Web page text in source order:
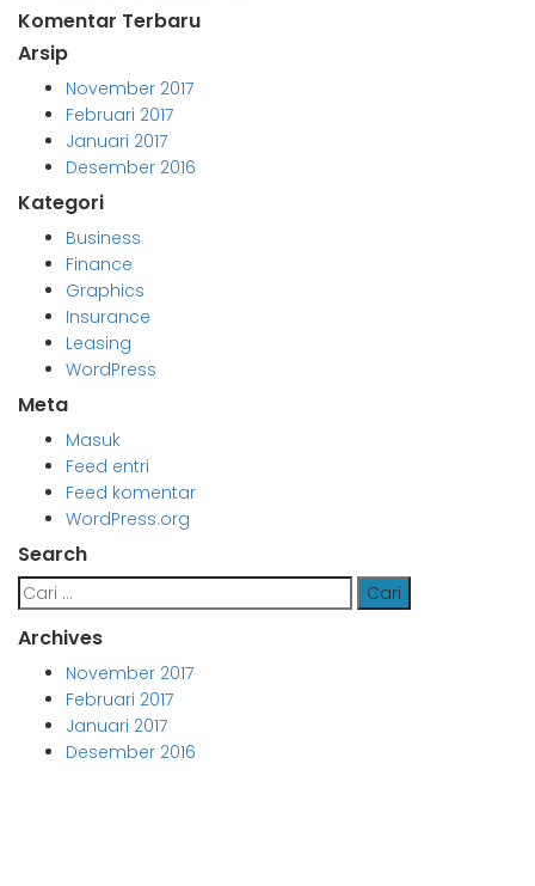
Komentar Terbaru
Arsip
November 2017
Februari 2017
Januari 2017
Desember 2016
Kategori
Business
Finance
Graphics
Insurance
Leasing
WordPress
Meta
Masuk
Feed entri
Feed komentar
WordPress.org
Search
Cari
untuk:
Archives
November 2017
Februari 2017
Januari 2017
Desember 2016